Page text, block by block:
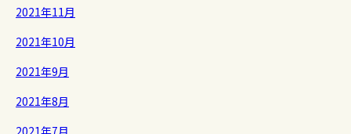
2021年11月
2021年10月
2021年9月
2021年8月
2021年7月